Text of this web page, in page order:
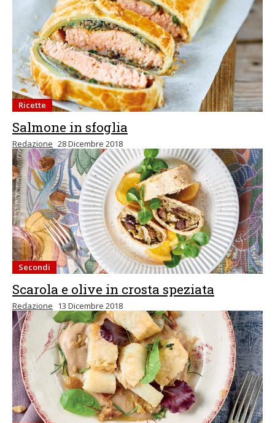
Ricette
Salmone in sfoglia
Redazione 28 Dicembre 2018
Secondi
Scarola e olive in crosta speziata
Redazione 13 Dicembre 2018